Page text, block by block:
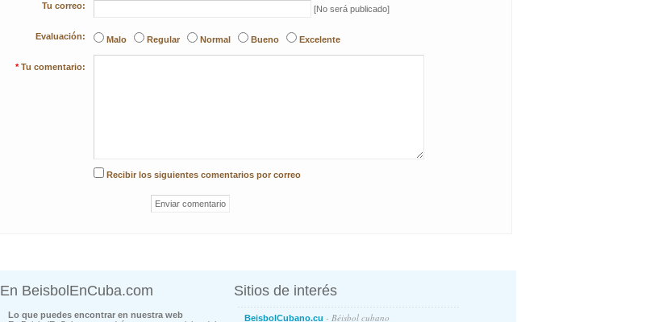
Tu correo: [No será publicado]
Evaluación: Malo Regular Normal Bueno Excelente
* Tu comentario:
Recibir los siguientes comentarios por correo
En BeisbolEnCuba.com
Lo que puedes encontrar en nuestra web
Sitios de interés
BeisbolCubano.cu - Béisbol cubano